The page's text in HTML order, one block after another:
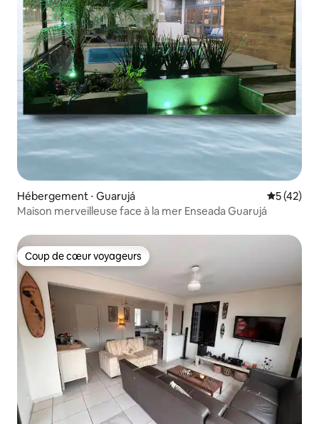
Hébergement ⋅ Guarujá
5 (42)
Maison merveilleuse face à la mer Enseada Guarujá
Coup de cœur voyageurs
Coup de cœur voyageurs